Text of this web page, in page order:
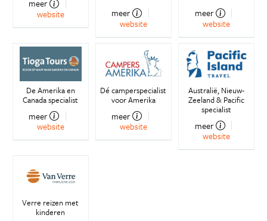
meer
website
meer
website
meer
website
De Amerika en
Canada specialist
meer
website
Dé camperspecialist
voor Amerika
meer
website
Australië, Nieuw-
Zeeland & Pacific
specialist
meer
website
Verre reizen met
kinderen